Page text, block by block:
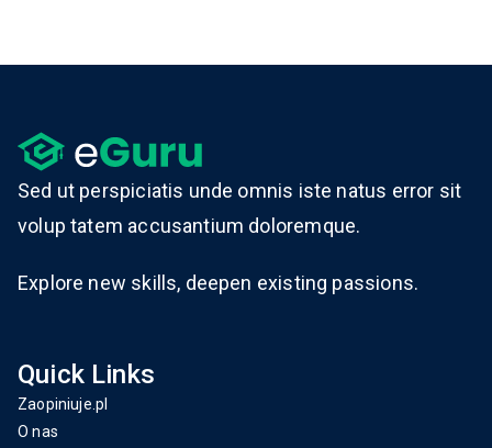
Sed ut perspiciatis unde omnis iste natus error sit
volup tatem accusantium doloremque.
Explore new skills, deepen existing passions.
Quick Links
Zaopiniuje.pl
O nas